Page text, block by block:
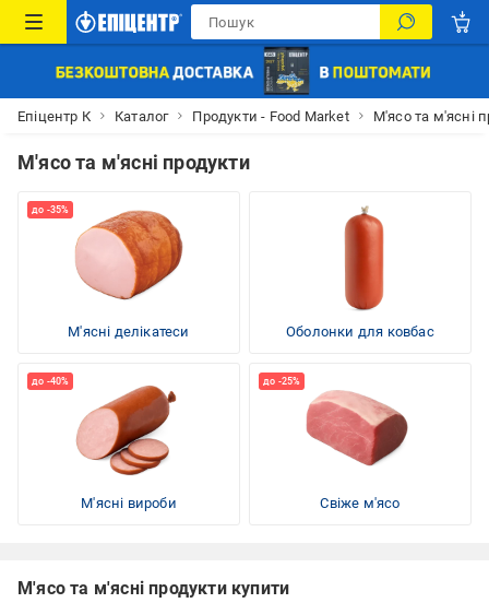
Епіцентр К Каталог Продукти - Food Market М'ясо та м'ясні
М'ясо та м'ясні продукти
М'ясні делікатеси Оболонки для ковбас
М'ясні вироби Свіже м'ясо
М'ясо та м'ясні продукти купити